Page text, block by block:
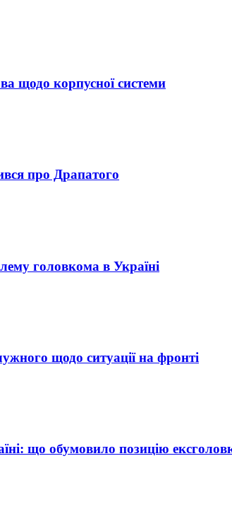
щодо корпусної системи
про Драпатого
головкома в Україні
щодо ситуації на фронті
що обумовило позицію